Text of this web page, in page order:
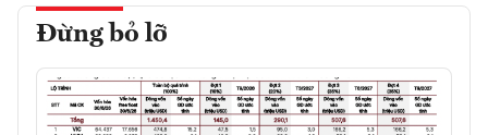
Đừng bỏ lỡ